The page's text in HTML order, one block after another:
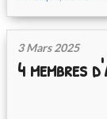
3 Mars 2025
4 membres